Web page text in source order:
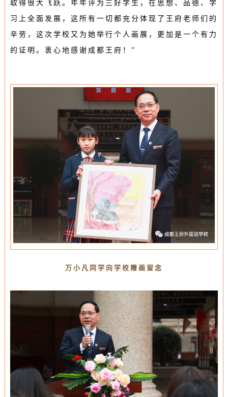
取得很大飞跃。年年评为三好学生，在思想、品德、学
习上全面发展，这所有一切都充分体现了王府老师们的
辛劳， 这次学校又为她举行个人画展，更加是一个有力
的证明。衷心地感谢成都王府！ ”
万小凡同学向学校赠画留念